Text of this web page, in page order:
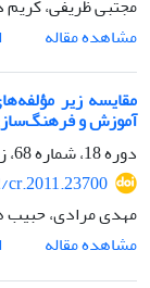
مجتبی ظریفی،
مشاهده مقاله
مقایسه زیر
آموزش و
دوره 18، شماره 68، زمستان 1390، صفحه
مهدی مرادی، حبیب
مشاهده مقاله